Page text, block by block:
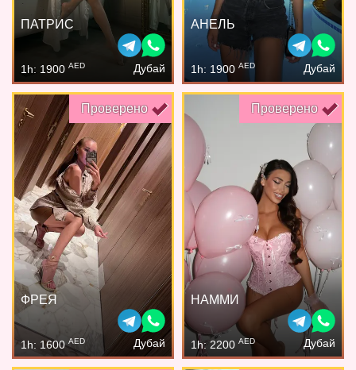
ПАТРИС
1h: 1900 AED Дубай
АНЕЛЬ
1h: 1900 AED Дубай
Проверено
ФРЕЯ
1h: 1600AED Дубай
Проверено
НАММИ
1h: 2200 AED Дубай